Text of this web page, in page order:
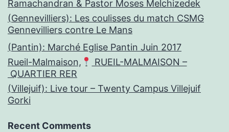
Ramachandran & Pastor Moses Melchizedek
(Gennevilliers): Les coulisses du match CSMG
Gennevilliers contre Le Mans
(Pantin): Marché Eglise Pantin Juin 2017
Rueil-Malmaison,
RUEIL-MALMAISON –
QUARTIER RER
(Villejuif): Live tour – Twenty Campus Villejuif
Gorki
Recent Comments